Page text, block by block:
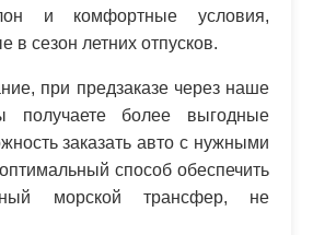
и комфортные условия,
в сезон летних отпусков.
при предзаказе через наше
получаете более выгодные
заказать авто с нужными
способ обеспечить
морской трансфер, не